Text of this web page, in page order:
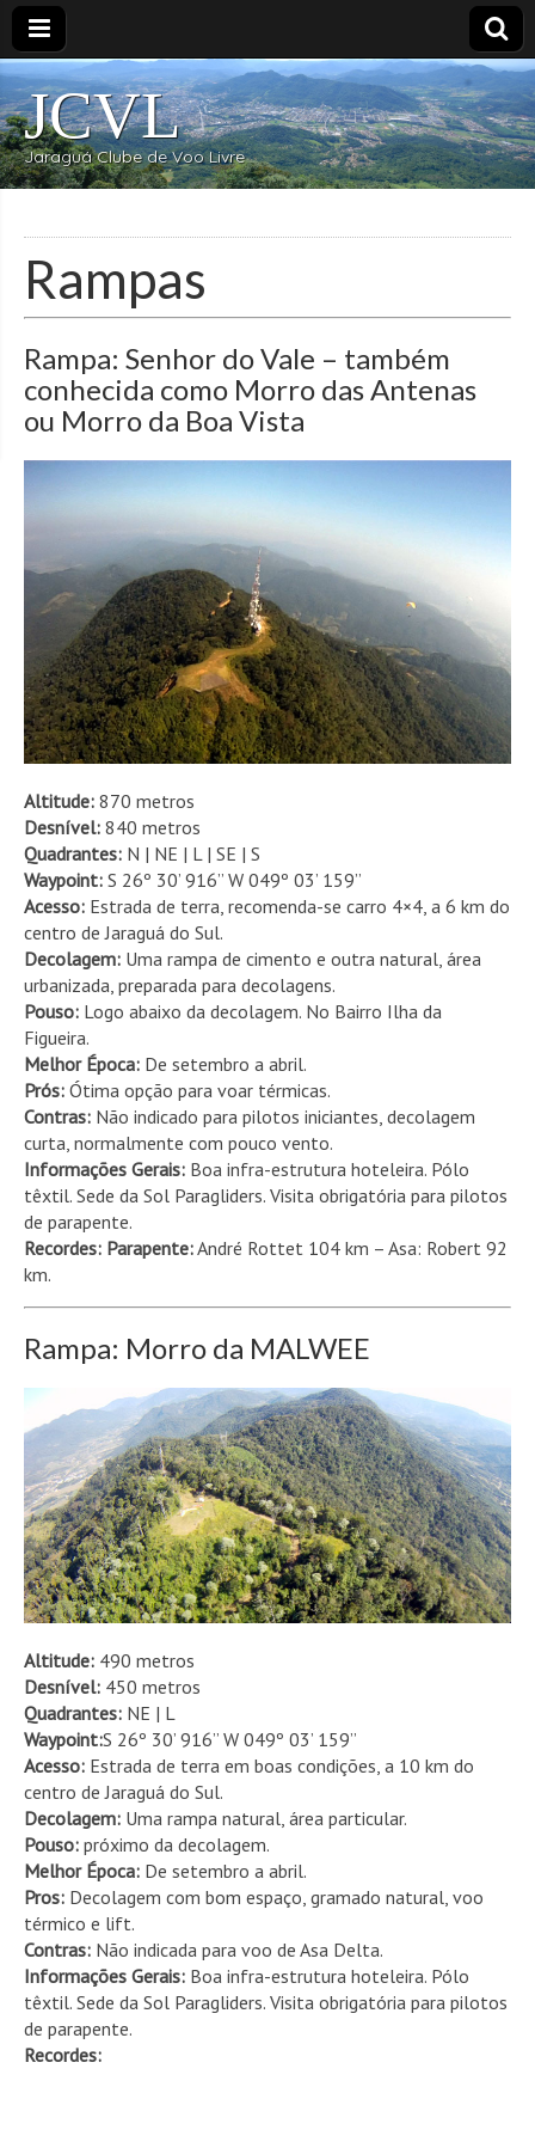
JCVL
Jaraguá Clube de Voo Livre
Rampas
Rampa: Senhor do Vale – também
conhecida como Morro das Antenas
ou Morro da Boa Vista
Altitude: 870 metros
Desnível: 840 metros
Quadrantes: N | NE | L | SE | S
Waypoint: S 26º 30’ 916” W 049º 03’ 159”
Acesso: Estrada de terra, recomenda-se carro 4×4, a 6 km do
centro de Jaraguá do Sul.
Decolagem: Uma rampa de cimento e outra natural, área
urbanizada, preparada para decolagens.
Pouso: Logo abaixo da decolagem. No Bairro Ilha da
Figueira.
Melhor Época: De setembro a abril.
Prós: Ótima opção para voar térmicas.
Contras: Não indicado para pilotos iniciantes, decolagem
curta, normalmente com pouco vento.
Informações Gerais: Boa infra-estrutura hoteleira. Pólo
têxtil. Sede da Sol Paragliders. Visita obrigatória para pilotos
de parapente.
Recordes: Parapente:André Rottet 104 km – Asa: Robert 92
km.
Rampa: Morro da MALWEE
Altitude: 490 metros
Desnível: 450 metros
Quadrantes: NE | L
Waypoint:S 26º 30’ 916” W 049º 03’ 159”
Acesso: Estrada de terra em boas condições, a 10 km do
centro de Jaraguá do Sul.
Decolagem: Uma rampa natural, área particular.
Pouso: próximo da decolagem.
Melhor Época: De setembro a abril.
Pros: Decolagem com bom espaço, gramado natural, voo
térmico e lift.
Contras: Não indicada para voo de Asa Delta.
Informações Gerais: Boa infra-estrutura hoteleira. Pólo
têxtil. Sede da Sol Paragliders. Visita obrigatória para pilotos
de parapente.
Recordes: